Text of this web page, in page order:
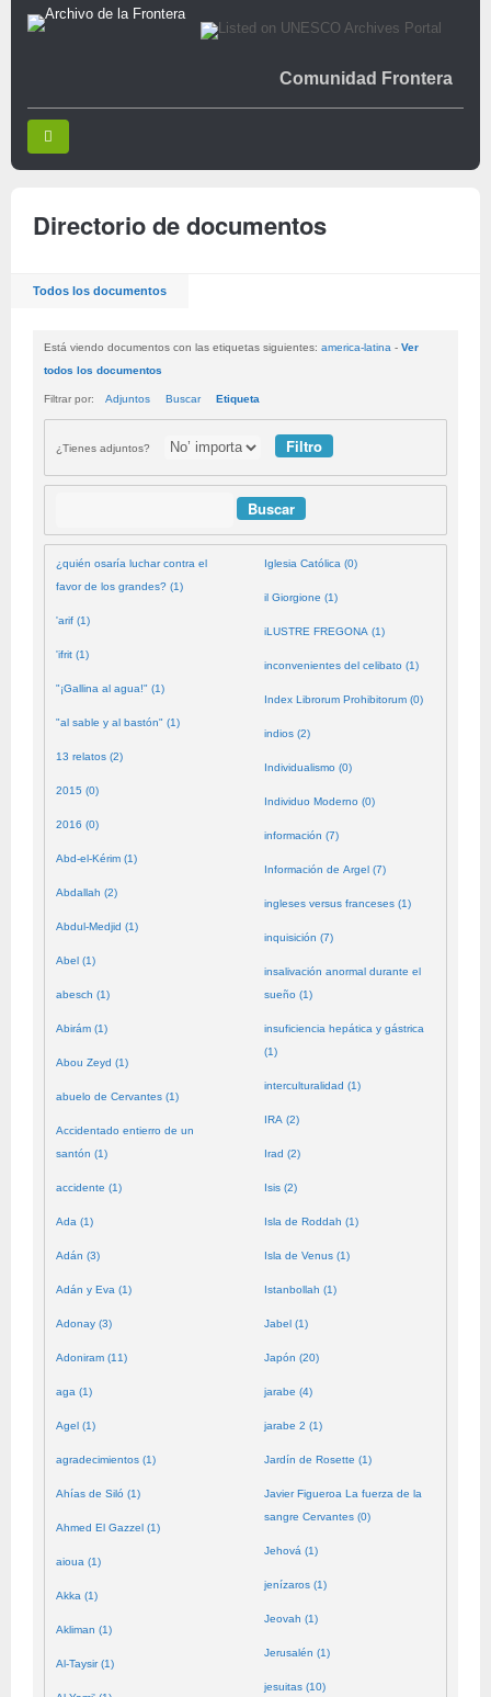
Comunidad Frontera
Directorio de documentos
Todos los documentos
Está viendo documentos con las etiquetas siguientes: america-latina - Ver
todos los documentos
Filtrar por: Adjuntos Buscar Etiqueta
¿Tienes adjuntos?
¿quién osaría luchar contra el
favor de los grandes? (1)
'arif (1)
'ifrit (1)
"¡Gallina al agua!" (1)
"al sable y al bastón" (1)
13 relatos (2)
2015 (0)
2016 (0)
Abd-el-Kérim (1)
Abdallah (2)
Abdul-Medjid (1)
Abel (1)
abesch (1)
Abirám (1)
Abou Zeyd (1)
abuelo de Cervantes (1)
Accidentado entierro de un
santón (1)
accidente (1)
Ada (1)
Adán (3)
Adán y Eva (1)
Adonay (3)
Adoniram (11)
aga (1)
Agel (1)
agradecimientos (1)
Ahías de Siló (1)
Ahmed El Gazzel (1)
aioua (1)
Akka (1)
Akliman (1)
Al-Taysir (1)
Iglesia Católica (0)
il Giorgione (1)
iLUSTRE FREGONA (1)
inconvenientes del celibato (1)
Index Librorum Prohibitorum (0)
indios (2)
Individualismo (0)
Individuo Moderno (0)
información (7)
Información de Argel (7)
ingleses versus franceses (1)
inquisición (7)
insalivación anormal durante el
sueño (1)
insuficiencia hepática y gástrica
(1)
interculturalidad (1)
IRA (2)
Irad (2)
Isis (2)
Isla de Roddah (1)
Isla de Venus (1)
Istanbollah (1)
Jabel (1)
Japón (20)
jarabe (4)
jarabe 2 (1)
Jardín de Rosette (1)
Javier Figueroa La fuerza de la
sangre Cervantes (0)
Jehová (1)
jenízaros (1)
Jeovah (1)
Jerusalén (1)
jesuitas (10)